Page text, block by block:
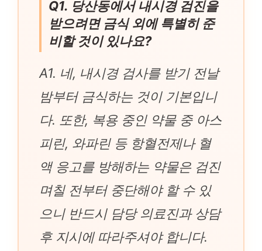
Q1. 당산동에서 내시경 검진을
받으려면 금식 외에 특별히 준
비할 것이 있나요?
A1. 네, 내시경 검사를 받기 전날
밤부터 금식하는 것이 기본입니
다. 또한, 복용 중인 약물 중 아스
피린, 와파린 등 항혈전제나 혈
액 응고를 방해하는 약물은 검진
며칠 전부터 중단해야 할 수 있
으니 반드시 담당 의료진과 상담
후 지시에 따라주셔야 합니다.